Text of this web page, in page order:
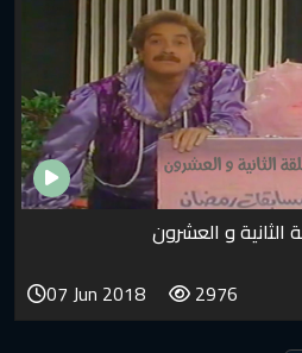
2976
07 Jun 2018